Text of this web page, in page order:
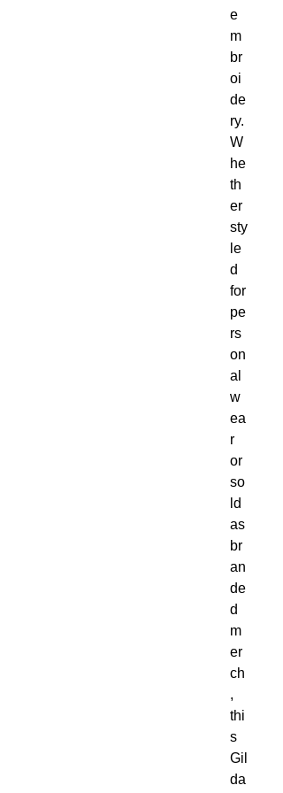
e
m
br
oi
de
ry.
W
he
th
er
sty
le
d
for
pe
rs
on
al
w
ea
r
or
so
ld
as
br
an
de
d
m
er
ch
,
thi
s
Gil
da